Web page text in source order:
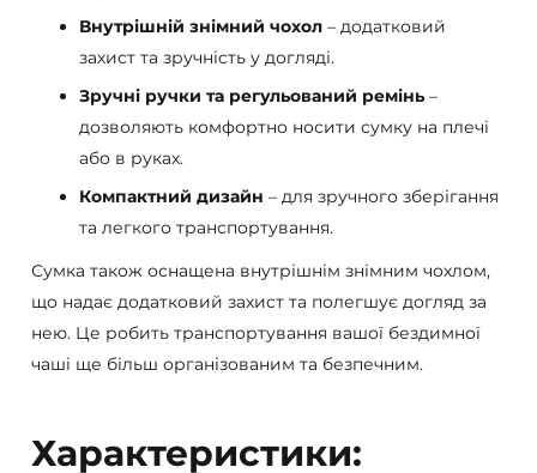
Внутрішній знімний чохол – додатковий
захист та зручність у догляді.
Зручні ручки та регульований ремінь–
дозволяють комфортно носити сумку на плечі
або в руках.
Компактний дизайн – для зручного зберігання
та легкого транспортування.
Сумка також оснащена внутрішнім знімним чохлом,
що надає додатковий захист та полегшує догляд за
нею. Це робить транспортування вашої бездимної
чаші ще більш організованим та безпечним.
Характеристики: